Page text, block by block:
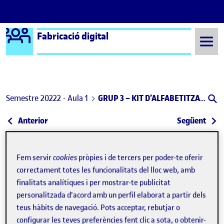
Saltar al contingut
Logo Ágora
Fabricació digital
Semestre 20222 - Aula 1 GRUP 3 – KIT D’ALFABETITZACIÓ AMB VOCABULARI ESPECÍFIC (REVISIÓ)
Navegació d'entrades
Anterior: Revisió Grup 6 Fabricació Digital – Integrant
Següent:
Publicat per
Fem servircookies pròpies i de tercers per poder-te oferir
correctament totes les funcionalitats del lloc web, amb
finalitats analítiques i per mostrar-te publicitat
personalitzada d'acord amb un perfil elaborat a partir dels
teus hàbits de navegació. Pots acceptar, rebutjar o
configurar les teves preferències fent clic a sota, o obtenir-